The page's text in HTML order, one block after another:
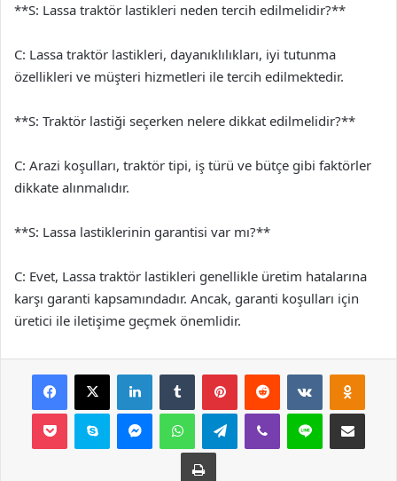
**S: Lassa traktör lastikleri neden tercih edilmelidir?**
C: Lassa traktör lastikleri, dayanıklılıkları, iyi tutunma
özellikleri ve müşteri hizmetleri ile tercih edilmektedir.
**S: Traktör lastiği seçerken nelere dikkat edilmelidir?**
C: Arazi koşulları, traktör tipi, iş türü ve bütçe gibi faktörler
dikkate alınmalıdır.
**S: Lassa lastiklerinin garantisi var mı?**
C: Evet, Lassa traktör lastikleri genellikle üretim hatalarına
karşı garanti kapsamındadır. Ancak, garanti koşulları için
üretici ile iletişime geçmek önemlidir.
Facebook
X LinkedInTumblr PinterestReddit VKontakte
Pocket Skype MessengerWhatsAppTelegramViber Line E-Posta ile
Yazdır